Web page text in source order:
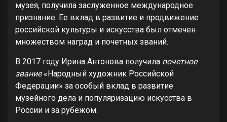
музея, получила заслуженное международное
признание. Ее вклад в развитие и продвижение
российской культуры и искусства был отмечен
множеством наград и почетных званий.
В 2017 году Ирина Антонова получила почетное
звание«Народный художник Российской
Федерации» за особый вклад в развитие
музейного дела и популяризацию искусства в
России и за рубежом.